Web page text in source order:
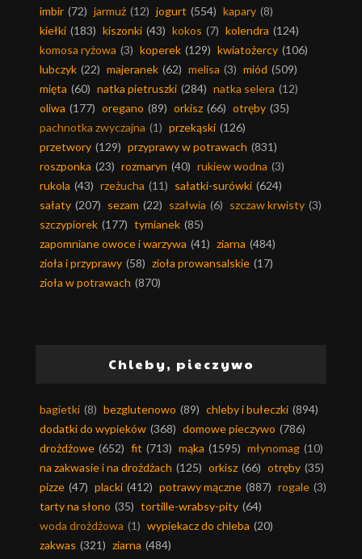
imbir (72) jarmuż (12) jogurt (554) kapary (8)
kiełki (183) kiszonki (43) kokos (7) kolendra (124)
komosa ryżowa (3) koperek (129) kwiatożercy (106)
lubczyk (22) majeranek (62) melisa (3) miód (509)
mięta (60) natka pietruszki (284) natka selera (12)
oliwa (177) oregano (89) orkisz (66) otręby (35)
pachnotka zwyczajna (1) przekąski (126)
przetwory (129) przyprawy w potrawach (831)
roszponka (23) rozmaryn (40) rukiew wodna (3)
rukola (43) rzeżucha (11) sałatki-surówki (624)
sałaty (207) sezam (22) szałwia (6) szczaw krwisty (3)
szczypiorek (177) tymianek (85)
zapomniane owoce i warzywa (41) ziarna (484)
zioła i przyprawy (58) zioła prowansalskie (17)
zioła w potrawach (870)
Chleby, pieczywo
bagietki (8) bezglutenowo (89) chleby i bułeczki (894)
dodatki do wypieków (368) domowe pieczywo (786)
drożdżowe (652) fit (713) mąka (1595) młynomag (10)
na zakwasie i na drożdżach (125) orkisz (66) otręby (35)
pizze (47) placki (412) potrawy mączne (887) rogale (3)
tarty na słono (35) tortille-wrabsy-pity (64)
woda drożdżowa (1) wypiekacz do chleba (20)
zakwas (321) ziarna (484)